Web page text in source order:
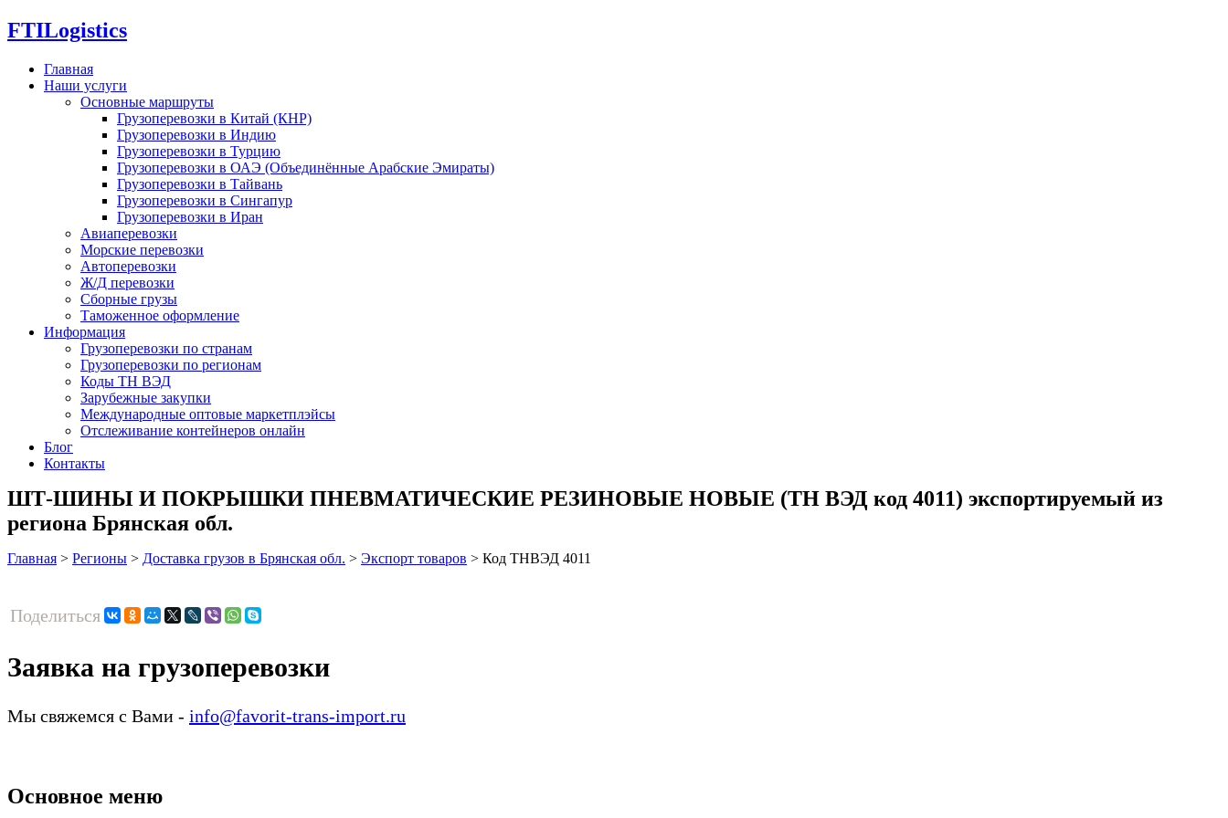
FTILogistics
Главная
Наши услуги
Основные маршруты
Грузоперевозки в Китай (КНР)
Грузоперевозки в Индию
Грузоперевозки в Турцию
Грузоперевозки в ОАЭ (Объединённые Арабские Эмираты)
Грузоперевозки в Тайвань
Грузоперевозки в Сингапур
Грузоперевозки в Иран
Авиаперевозки
Морские перевозки
Автоперевозки
Ж/Д перевозки
Сборные грузы
Таможенное оформление
Информация
Грузоперевозки по странам
Грузоперевозки по регионам
Коды ТН ВЭД
Зарубежные закупки
Международные оптовые маркетплэйсы
Отслеживание контейнеров онлайн
Блог
Контакты
ШТ-ШИНЫ И ПОКРЫШКИ ПНЕВМАТИЧЕСКИЕ РЕЗИНОВЫЕ НОВЫЕ (ТН ВЭД код 4011) экспортируемый из
региона Брянская обл.
Главная > Регионы > Доставка грузов в Брянская обл. > Экспорт товаров > Код ТНВЭД 4011
Поделиться
Заявка на грузоперевозки
Мы свяжемся с Вами - info@favorit-trans-import.ru
Основное меню